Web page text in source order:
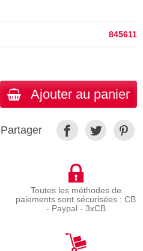
845611
Ajouter au panier
Partager
Toutes les méthodes de
paiements sont sécurisées : CB
- Paypal - 3xCB